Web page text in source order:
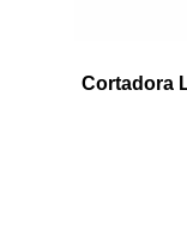
Cortadora